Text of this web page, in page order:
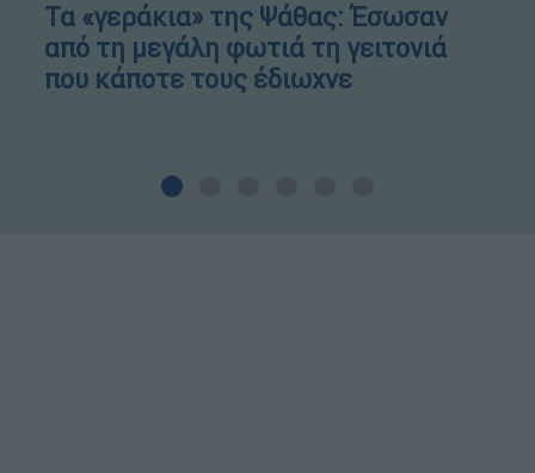
Τα «γεράκια» της Ψάθας: Έσωσαν
από τη μεγάλη φωτιά τη γειτονιά
που κάποτε τους έδιωχνε